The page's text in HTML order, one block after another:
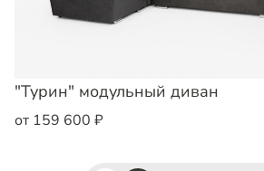
"Турин" модульный диван
от 159 600 ₽